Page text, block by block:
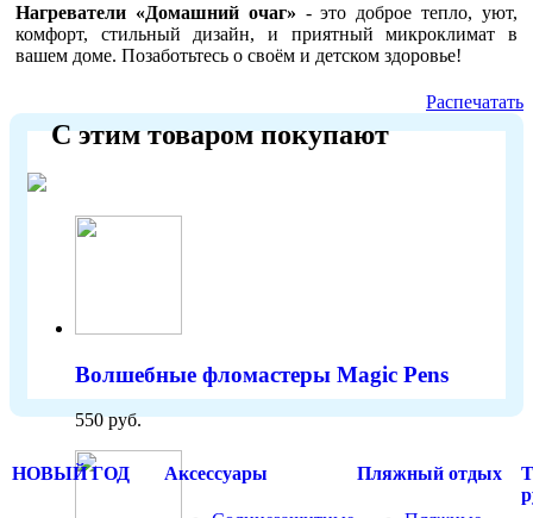
Нагреватели «Домашний очаг» - это доброе тепло, уют,
комфорт, стильный дизайн, и приятный микроклимат в
вашем доме. Позаботьтесь о своём и детском здоровье!
Распечатать
С этим товаром покупают
Волшебные фломастеры Magic Pens
550 руб.
НОВЫЙ ГОД Аксессуары Пляжный отдых